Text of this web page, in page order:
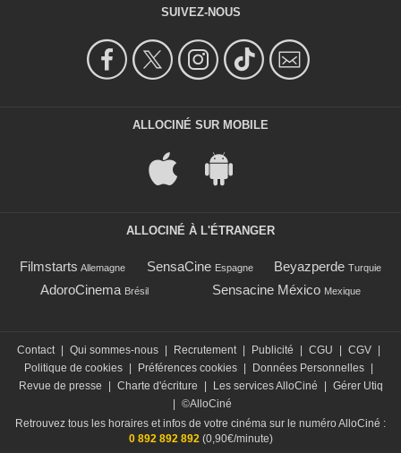
SUIVEZ-NOUS
ALLOCINÉ SUR MOBILE
ALLOCINÉ À L'ÉTRANGER
Filmstarts Allemagne SensaCine Espagne Beyazperde Turquie
AdoroCinema Brésil Sensacine México Mexique
Contact | Qui sommes-nous | Recrutement | Publicité | CGU | CGV |
Politique de cookies | Préférences cookies | Données Personnelles |
Revue de presse
| Charte d'écriture | Les services AlloCiné | Gérer Utiq
| ©AlloCiné
Retrouvez tous les horaires et infos de votre cinéma sur le numéro AlloCiné :
0 892 892 892 (0,90€/minute)